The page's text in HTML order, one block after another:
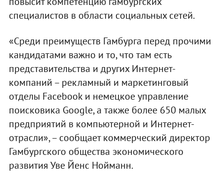
специалистов в области социальных сетей.
«Среди преимуществ Гамбурга перед прочими
кандидатами важно и то, что там есть
представительства и других Интернет-
компаний – рекламный и маркетинговый
отделы Facebook и немецкое управление
поисковика Google, а также более 650 малых
предприятий в компьютерной и Интернет-
отрасли», – сообщает коммерческий директор
Гамбургского общества экономического
развития Уве Йенс Нойманн.